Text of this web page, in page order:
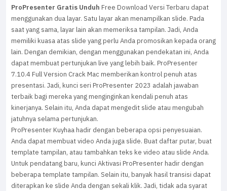
ProPresenter Gratis Unduh Free Download Versi Terbaru dapat
menggunakan dua layar. Satu layar akan menampilkan slide. Pada
saat yang sama, layar lain akan memeriksa tampilan. Jadi, Anda
memiliki kuasa atas slide yang perlu Anda promosikan kepada orang
lain. Dengan demikian, dengan menggunakan pendekatan ini, Anda
dapat membuat pertunjukan live yang lebih baik. ProPresenter
7.10.4 Full Version Crack Mac memberikan kontrol penuh atas
presentasi. Jadi, kunci seri ProPresenter 2023 adalah jawaban
terbaik bagi mereka yang menginginkan kendali penuh atas
kinerjanya. Selain itu, Anda dapat mengedit slide atau mengubah
jatuhnya selama pertunjukan.
ProPresenter Kuyhaa hadir dengan beberapa opsi penyesuaian.
Anda dapat membuat video Anda juga slide. Buat daftar putar, buat
template tampilan, atau tambahkan teks ke video atau slide Anda.
Untuk pendatang baru, kunci Aktivasi ProPresenter hadir dengan
beberapa template tampilan. Selain itu, banyak hasil transisi dapat
diterapkan ke slide Anda dengan sekali klik. Jadi, tidak ada syarat